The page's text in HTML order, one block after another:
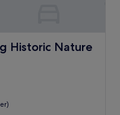
Historic Nature
Nature Trail